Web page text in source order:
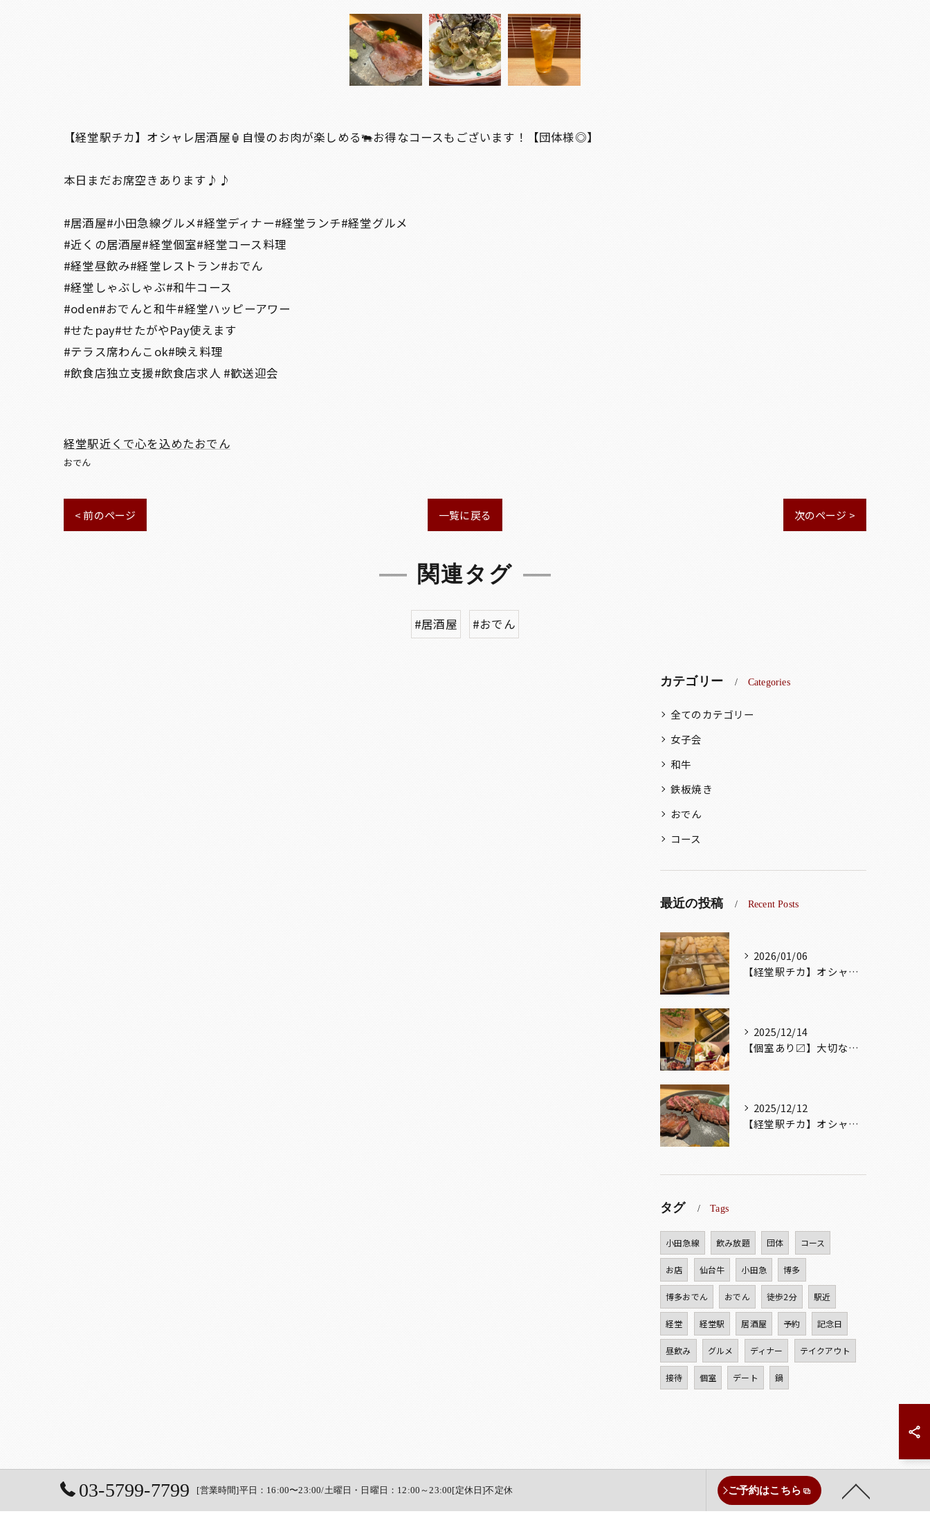
【経堂駅チカ】オシャレ居酒屋🏮自慢のお肉が楽しめる🐃お得なコースもございます！【団体様◎】
本日まだお席空きあります♪♪
#居酒屋#小田急線グルメ#経堂ディナー#経堂ランチ#経堂グルメ
#近くの居酒屋#経堂個室#経堂コース料理
#経堂昼飲み#経堂レストラン#おでん
#経堂しゃぶしゃぶ#和牛コース
#oden#おでんと和牛#経堂ハッピーアワー
#せたpay#せたがやPay使えます
#テラス席わんこok#映え料理
#飲食店独立支援#飲食店求人 #歓送迎会
経堂駅近くで心を込めたおでん
おでん
< 前のページ 一覧に戻る 次のページ >
関連タグ
#居酒屋 #おでん
カテゴリー Categories
全てのカテゴリー
女子会
和牛
鉄板焼き
おでん
コース
最近の投稿 Recent Posts
2026/01/06
【経堂駅チカ】オシャレ居酒屋🏮出汁が美味しいおでんがオススメ...
2025/12/14
【個室あり〼】大切な記念日、お祝い事でのご来店ぜひお待ちして...
2025/12/12
【経堂駅チカ】オシャレ居酒屋🏮自慢のお肉が楽しめる🐃お得なコ...
タグ Tags
小田急線 飲み放題 団体 コース
お店 仙台牛 小田急 博多
博多おでん おでん 徒歩2分 駅近
経堂 経堂駅 居酒屋 予約 記念日
昼飲み グルメ ディナー テイクアウト
接待 個室 デート 鍋
03-5799-7799 [営業時間]平日：16:00〜23:00/土曜日・日曜日：12:00～23:00[定休日]不定休 ご予約はこちら